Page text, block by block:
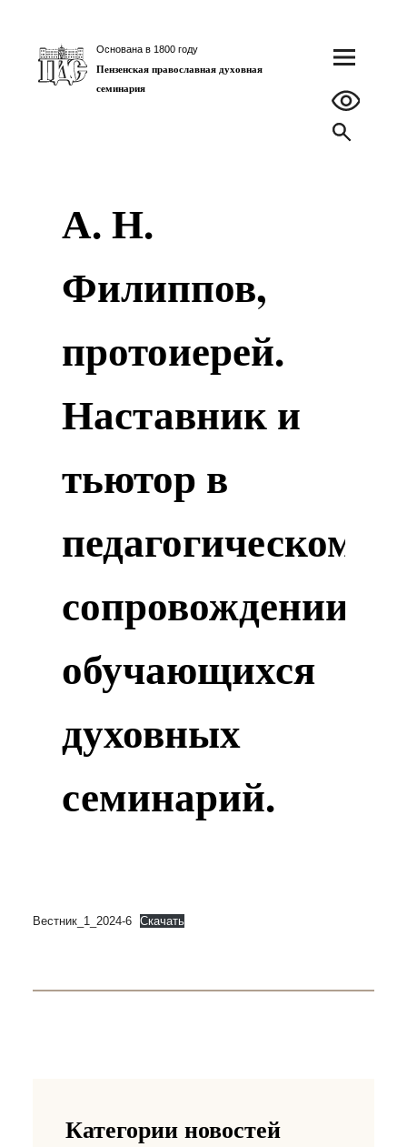
Основана в 1800 году
Пензенская православная духовная
семинария
А. Н.
Филиппов,
протоиерей.
Наставник и
тьютор в
педагогическом
сопровождении
обучающихся
духовных
семинарий.
Вестник_1_2024-6 Скачать
Категории новостей